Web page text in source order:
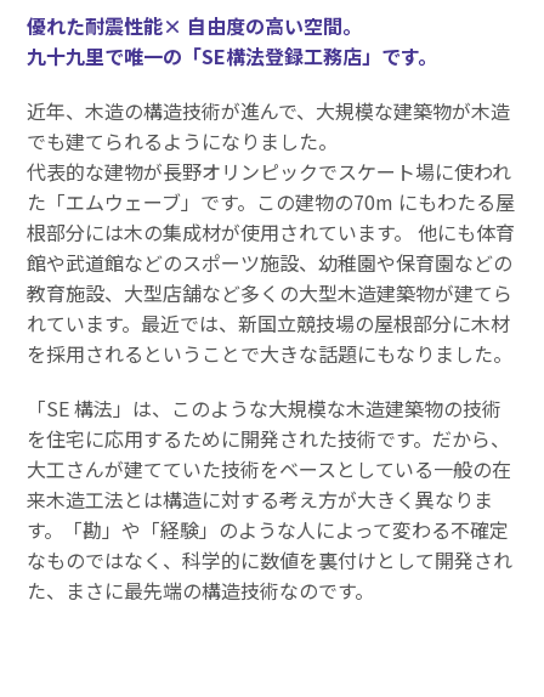
優れた耐震性能× 自由度の高い空間。
九十九里で唯一の「SE構法登録工務店」です。
近年、木造の構造技術が進んで、大規模な建築物が木造
でも建てられるようになりました。
代表的な建物が長野オリンピックでスケート場に使われ
た「エムウェーブ」です。この建物の70m にもわたる屋
根部分には木の集成材が使用されています。 他にも体育
館や武道館などのスポーツ施設、幼稚園や保育園などの
教育施設、大型店舗など多くの大型木造建築物が建てら
れています。最近では、新国立競技場の屋根部分に木材
を採用されるということで大きな話題にもなりました。
「SE 構法」は、このような大規模な木造建築物の技術
を住宅に応用するために開発された技術です。だから、
大工さんが建てていた技術をベースとしている一般の在
来木造工法とは構造に対する考え方が大きく異なりま
す。「勘」や「経験」のような人によって変わる不確定
なものではなく、科学的に数値を裏付けとして開発され
た、まさに最先端の構造技術なのです。